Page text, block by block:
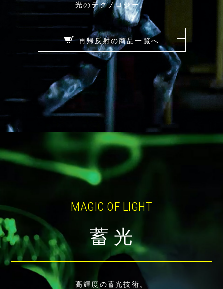
光のテクノロジー。
再帰反射の商品一覧へ
MAGIC OF LIGHT
蓄 光
高輝度の蓄光技術。